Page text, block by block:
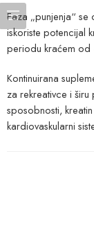
Faza „punjenja“
iskoriste potencijal
periodu kraćem od
Kontinuirana
za rekreativce i
sposobnosti,
kardiovaskularni